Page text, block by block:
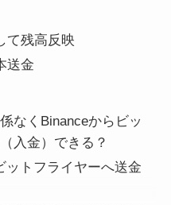
て残高反映
送金
なくBinanceからビッ
入金）できる？
ットフライヤーへ送金